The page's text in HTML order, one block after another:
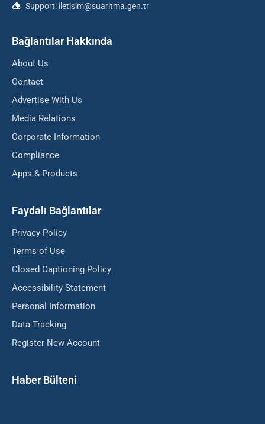
Support: iletisim@suaritma.gen.tr
Bağlantılar Hakkında
About Us
Contact
Advertise With Us
Media Relations
Corporate Information
Compliance
Apps & Products
Faydalı Bağlantılar
Privacy Policy
Terms of Use
Closed Captioning Policy
Accessibility Statement
Personal Information
Data Tracking
Register New Account
Haber Bülteni